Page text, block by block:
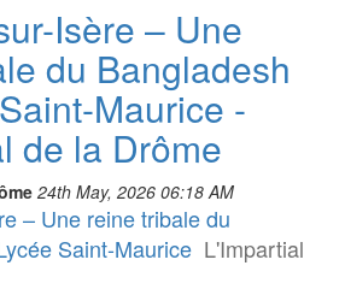
Isère – Une
du Bangladesh
Maurice -
de la Drôme
24th May, 2026 06:18 AM
– Une reine tribale du
Saint-Maurice L'Impartial